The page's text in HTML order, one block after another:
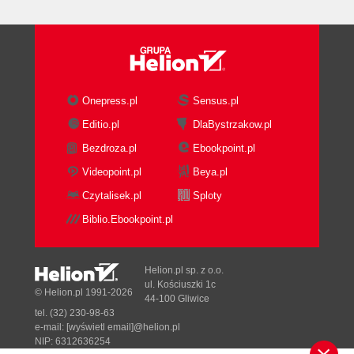
ZAAWANSOWANYCH
Formatowanie dwustronne
Typ logiczny (bool)
Typ znakowy (char)
ZAGADNIENIE DLA
POCZĄTKUJĄCYCH
ZAGADNIENIE DLA
ZAAWANSOWANYCH
znaków Unicode
Łańcuchy znaków
Interpolacja łańcuchów znaków
Onepress.pl
Sensus.pl
Editio.pl
DlaBystrzakow.pl
Bezdroza.pl
Ebookpoint.pl
Videopoint.pl
Beya.pl
Czytalisek.pl
Sploty
Biblio.Ebookpoint.pl
© Helion.pl 1991-2026
Helion.pl sp. z o.o.
ul. Kościuszki 1c
44-100 Gliwice
tel. (32) 230-98-63
e-mail: [wyświetl email]@helion.pl
NIP: 6312636254